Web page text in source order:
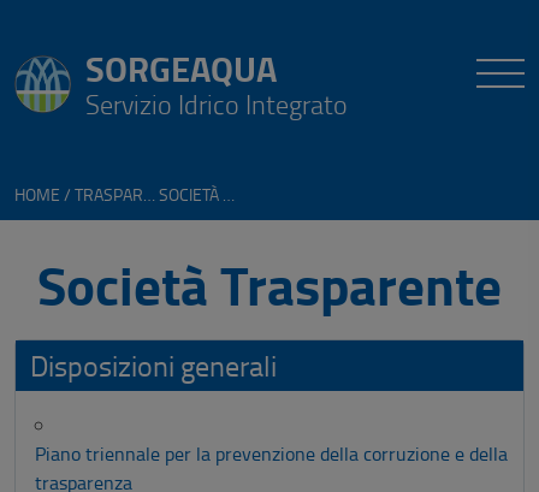
SORGEAQUA
Servizio Idrico Integrato
HOME
Società Trasparente
Disposizioni generali
Piano triennale per la prevenzione della corruzione e della
trasparenza